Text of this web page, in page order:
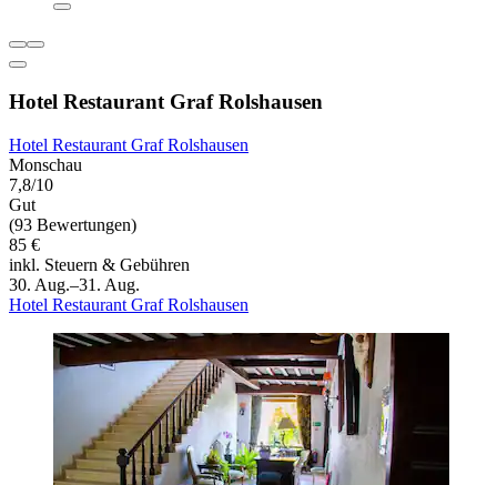
Hotel Restaurant Graf Rolshausen
Hotel Restaurant Graf Rolshausen
Monschau
7,8/10
Gut
(93 Bewertungen)
85 €
inkl. Steuern & Gebühren
30. Aug.–31. Aug.
Hotel Restaurant Graf Rolshausen